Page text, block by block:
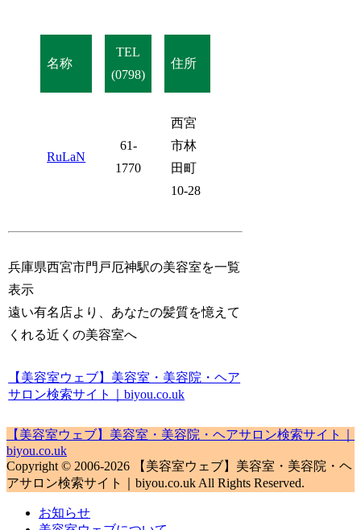
名称
TEL
(0798)
住所
RuLaN
61-
1770
西宮
市林
田町
10-28
兵庫県西宮市門戸厄神駅の美容室を一覧
表示
遠い有名店より、あなたの髪質を憶えて
くれる近くの美容室へ
【美容室ウェブ】美容室・美容院・ヘア
サロン検索サイト｜biyou.co.uk
【美容室ウェブ】美容室・美容院・ヘアサロン検索サイト｜
biyou.co.uk
Copyright © 2006-2026 【美容室ウェブ】美容室・美容院・ヘ
アサロン検索サイト｜biyou.co.uk All Rights Reserved.
お知らせ